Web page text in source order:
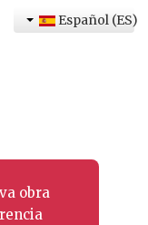
obra
Español (ES)